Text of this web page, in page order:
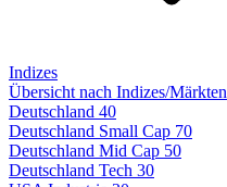
Indizes
Übersicht nach Indizes/Märkten
Deutschland 40
Deutschland Small Cap 70
Deutschland Mid Cap 50
Deutschland Tech 30